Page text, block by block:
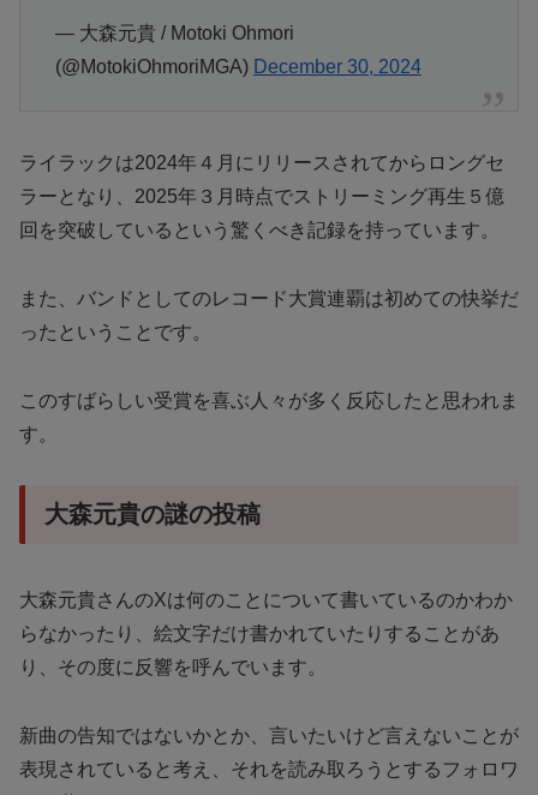
— 大森元貴 / Motoki Ohmori
(@MotokiOhmoriMGA) December 30, 2024
ライラックは2024年４月にリリースされてからロングセ
ラーとなり、2025年３月時点でストリーミング再生５億
回を突破しているという驚くべき記録を持っています。
また、バンドとしてのレコード大賞連覇は初めての快挙だ
ったということです。
このすばらしい受賞を喜ぶ人々が多く反応したと思われま
す。
大森元貴の謎の投稿
大森元貴さんのXは何のことについて書いているのかわか
らなかったり、絵文字だけ書かれていたりすることがあ
り、その度に反響を呼んでいます。
新曲の告知ではないかとか、言いたいけど言えないことが
表現されていると考え、それを読み取ろうとするフォロワ